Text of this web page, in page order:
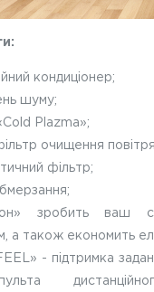
кондиціонер;
шуму;
Plazma»;
очищення
фільтр;
зробить ваш
а також економить
- підтримка